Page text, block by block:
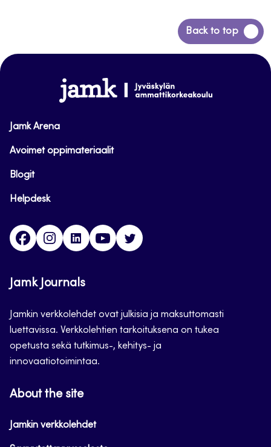
Back to top
Siirry
takaisin
www.jamk.fi
Jamk Arena
Avoimet oppimateriaalit
Blogit
Helpdesk
FacebookInstagram
LinkedInYoutube
Jamk Journals
Jamkin verkkolehdet ovat julkisia ja maksuttomasti
luettavissa. Verkkolehtien tarkoituksena on tukea
opetusta sekä tutkimus-, kehitys- ja
innovaatiotoimintaa.
About the site
Jamkin verkkolehdet